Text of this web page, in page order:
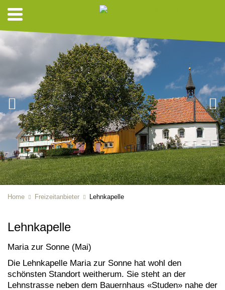
Home Freizeitanbieter Lehnkapelle
Lehnkapelle
Maria zur Sonne (Mai)
Die Lehnkapelle Maria zur Sonne hat wohl den
schönsten Standort weitherum. Sie steht an der
Lehnstrasse neben dem Bauernhaus «Studen» nahe der